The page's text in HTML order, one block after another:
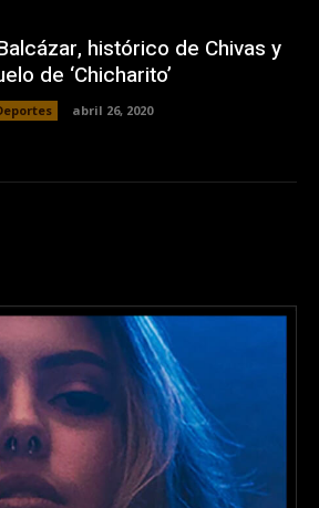
histórico de Chivas y
de ‘Chicharito’
abril 26, 2020